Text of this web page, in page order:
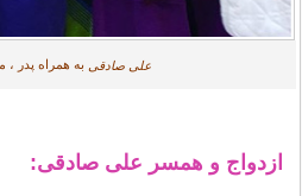
علی صادقی به همراه پدر
ازدواج و همسر علی صادقی: